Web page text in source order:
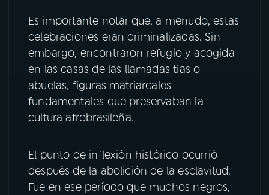
Es importante notar que, a menudo, estas
celebraciones eran criminalizadas. Sin
embargo, encontraron refugio y acogida
en las casas de las llamadas tias o
abuelas, figuras matriarcales
fundamentales que preservaban la
cultura afrobrasileña.
El punto de inflexión histórico ocurrió
después de la abolición de la esclavitud.
Fue en ese período que muchos negros,